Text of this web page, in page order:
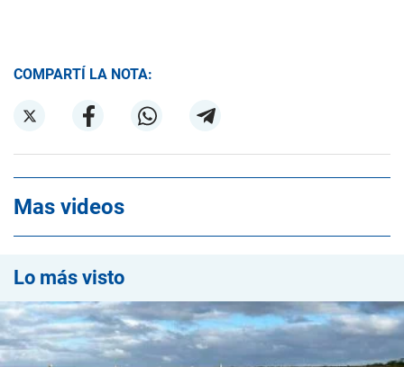
COMPARTÍ LA NOTA:
Mas videos
Lo más visto